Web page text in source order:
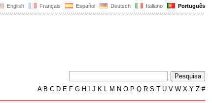
English Français Español Deutsch Italiano Português
AB C D E F G H J K L M N O P Q R S T U V W X Y Z #